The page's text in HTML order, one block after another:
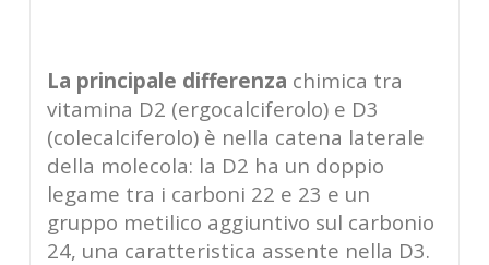
La principale differenza chimica tra
vitamina D2 (ergocalciferolo) e D3
(colecalciferolo) è nella catena laterale
della molecola: la D2 ha un doppio
legame tra i carboni 22 e 23 e un
gruppo metilico aggiuntivo sul carbonio
24, una caratteristica assente nella D3.